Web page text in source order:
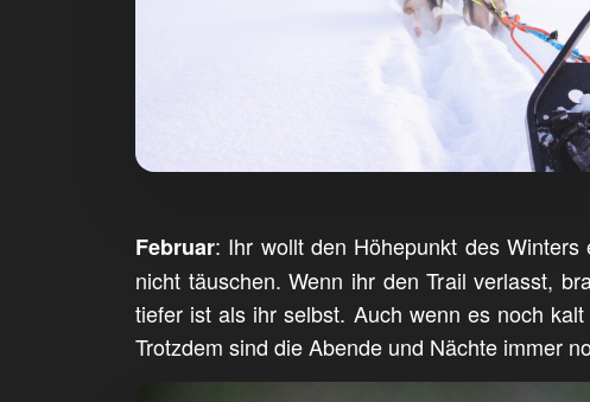
Februar: Ihr wollt den Höhepunkt des
nicht täuschen. Wenn ihr den Trail verlasst,
tiefer ist als ihr selbst. Auch wenn es noch
Trotzdem sind die Abende und Nächte immer